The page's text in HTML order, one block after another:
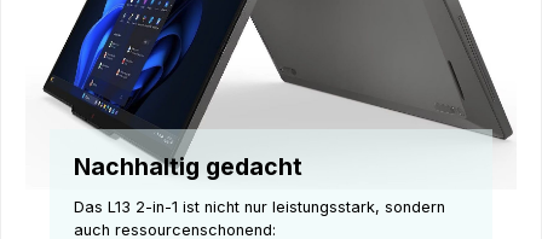
Nachhaltig gedacht
Das L13 2-in-1 ist nicht nur leistungsstark, sondern
auch ressourcenschonend: